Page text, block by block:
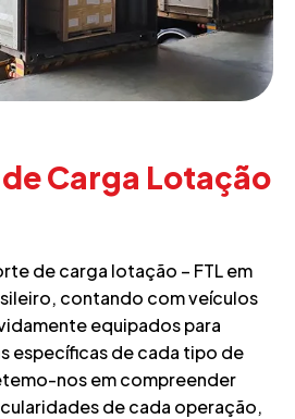
Carga Lotação
de carga lotação – FTL em
contando com veículos
equipados para
específicas de cada tipo de
nos em compreender
de cada operação,